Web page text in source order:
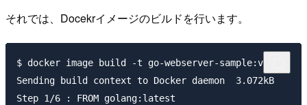
それでは、Docekrイメージのビルドを行います。
$ docker image build -t go-webserver-sample:v2 .
Sending build context to Docker daemon  3.072kB
Step 1/6 : FROM golang:latest